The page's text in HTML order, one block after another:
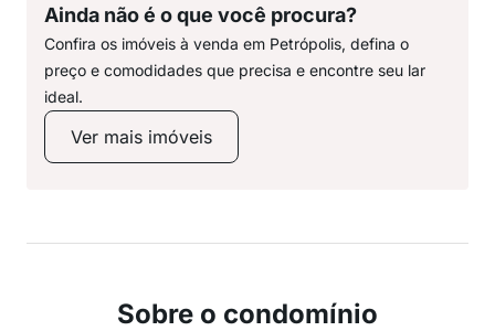
Ainda não é o que você procura?
Confira os imóveis à venda em Petrópolis, defina o
preço e comodidades que precisa e encontre seu lar
ideal.
Ver mais imóveis
Sobre o condomínio